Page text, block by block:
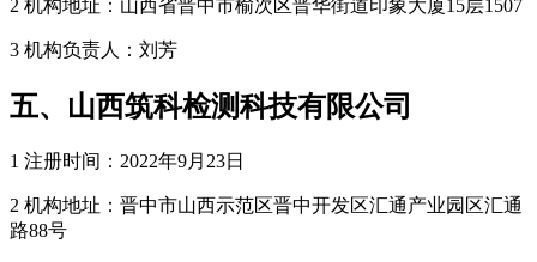
2 机构地址：山西省晋中市榆次区晋华街道印象大厦15层1507
3 机构负责人：刘芳
五、山西筑科检测科技有限公司
1 注册时间：2022年9月23日
2 机构地址：晋中市山西示范区晋中开发区汇通产业园区汇通
路88号